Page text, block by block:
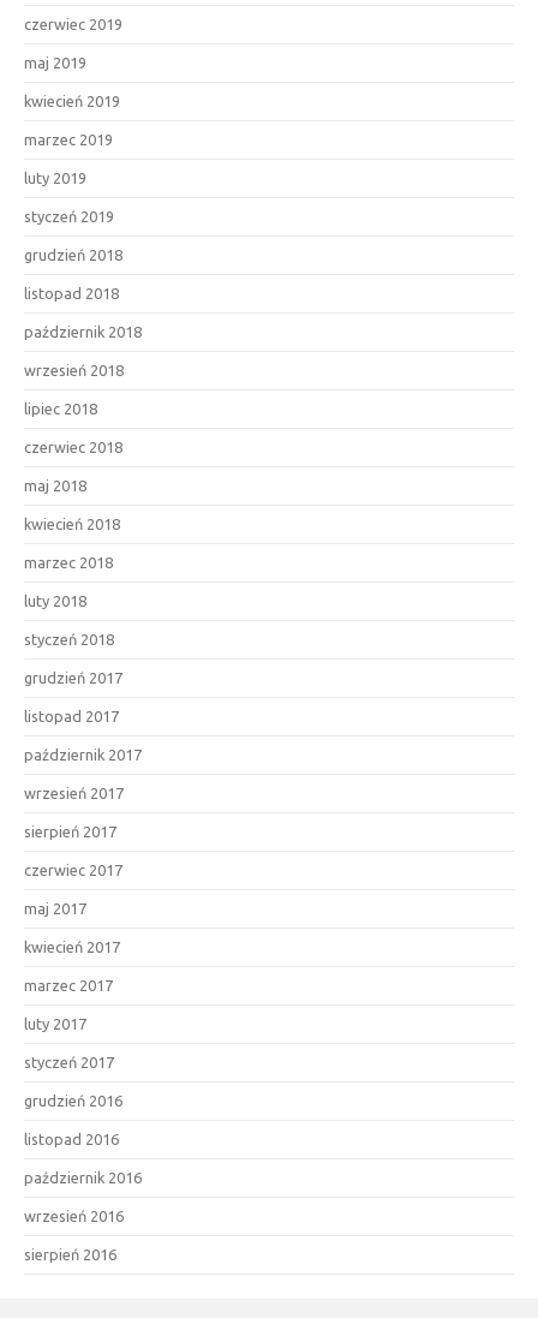
czerwiec 2019
maj 2019
kwiecień 2019
marzec 2019
luty 2019
styczeń 2019
grudzień 2018
listopad 2018
październik 2018
wrzesień 2018
lipiec 2018
czerwiec 2018
maj 2018
kwiecień 2018
marzec 2018
luty 2018
styczeń 2018
grudzień 2017
listopad 2017
październik 2017
wrzesień 2017
sierpień 2017
czerwiec 2017
maj 2017
kwiecień 2017
marzec 2017
luty 2017
styczeń 2017
grudzień 2016
listopad 2016
październik 2016
wrzesień 2016
sierpień 2016